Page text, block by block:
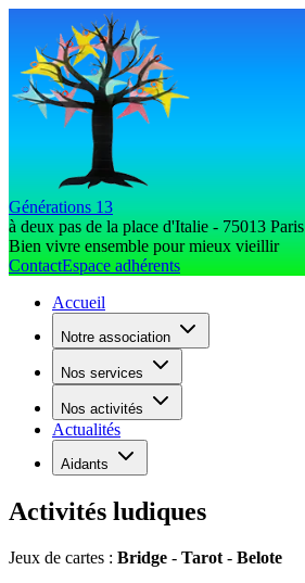
Générations 13
à deux pas de la place d'Italie - 75013 Paris
Bien vivre ensemble pour mieux vieillir
ContactEspace adhérents
Accueil
Notre association
Nos services
Nos activités
Actualités
Aidants
Activités ludiques
Jeux de cartes : Bridge - Tarot - Belote